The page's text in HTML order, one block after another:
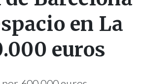
en La
euros